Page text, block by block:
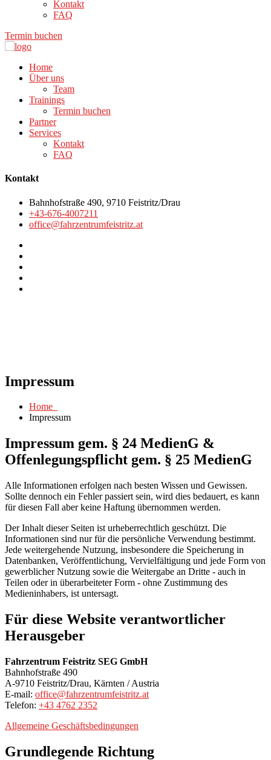
Kontakt
FAQ
Termin buchen
Home
Über uns
Team
Trainings
Termin buchen
Partner
Services
Kontakt
FAQ
Kontakt
Bahnhofstraße 490, 9710 Feistritz/Drau
+43-676-4007211
office@fahrzentrumfeistritz.at
Impressum
Home
Impressum
Impressum gem. § 24 MedienG &
Offenlegungspflicht gem. § 25 MedienG
Alle Informationen erfolgen nach besten Wissen und Gewissen.
Sollte dennoch ein Fehler passiert sein, wird dies bedauert, es kann
für diesen Fall aber keine Haftung übernommen werden.
Der Inhalt dieser Seiten ist urheberrechtlich geschützt. Die
Informationen sind nur für die persönliche Verwendung bestimmt.
Jede weitergehende Nutzung, insbesondere die Speicherung in
Datenbanken, Veröffentlichung, Vervielfältigung und jede Form von
gewerblicher Nutzung sowie die Weitergabe an Dritte - auch in
Teilen oder in überarbeiteter Form - ohne Zustimmung des
Medieninhabers, ist untersagt.
Für diese Website verantwortlicher
Herausgeber
Fahrzentrum Feistritz SEG GmbH
Bahnhofstraße 490
A-9710 Feistritz/Drau, Kärnten / Austria
E-mail: office@fahrzentrumfeistritz.at
Telefon: +43 4762 2352
Allgemeine Geschäftsbedingungen
Grundlegende Richtung